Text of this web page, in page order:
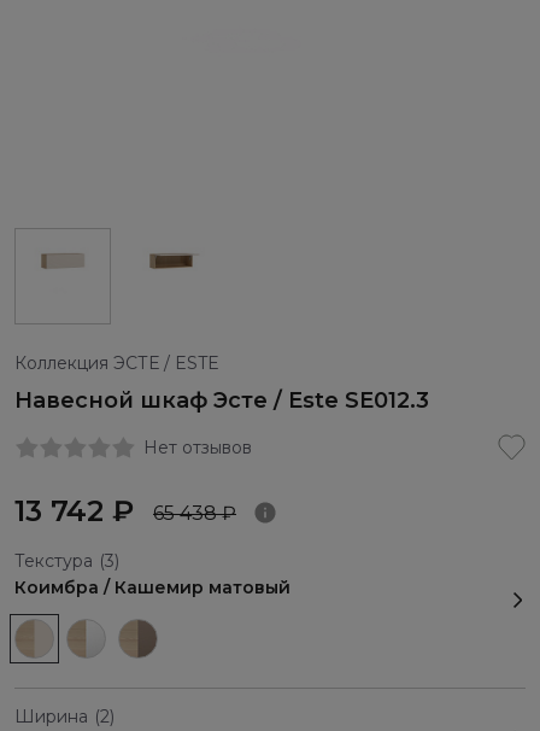
Коллекция ЭСТЕ / ESTE
Навесной шкаф Эсте / Este SE012.3
Нет отзывов
13 742 ₽ 65 438 ₽
Текстура (3)
Коимбра / Кашемир матовый
Ширина (2)